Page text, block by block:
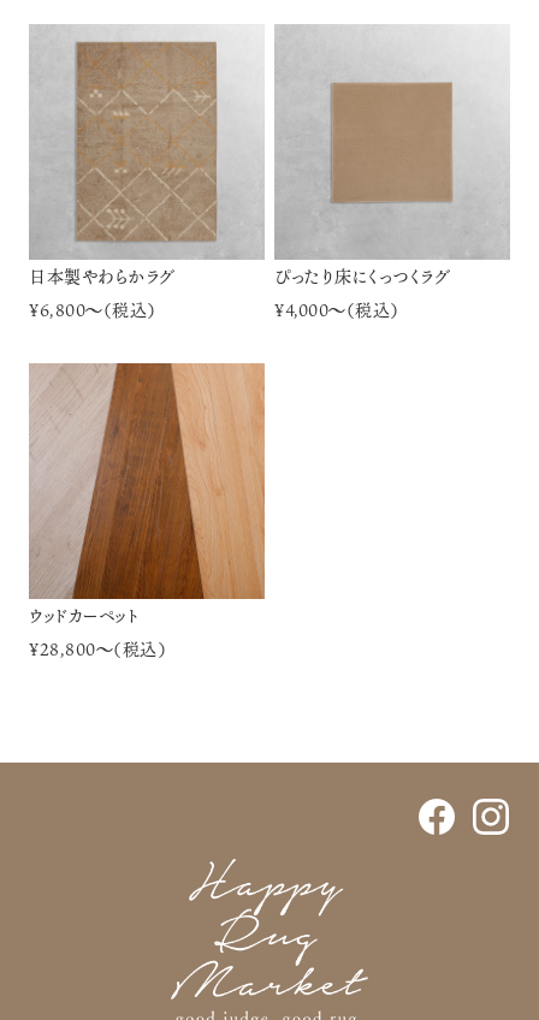
日本製やわらかラグ
¥6,800～（税込）
ぴったり床にくっつくラグ
¥4,000～（税込）
ウッドカーペット
¥28,800～（税込）